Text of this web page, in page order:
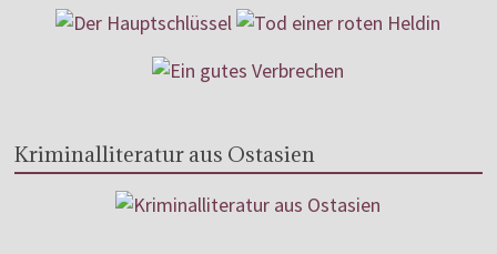
Kriminalliteratur aus Ostasien